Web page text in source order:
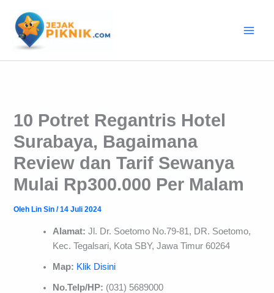
konten
10 Potret Regantris Hotel
Surabaya, Bagaimana
Review dan Tarif Sewanya
Mulai Rp300.000 Per Malam
Oleh Lin Sin/14 Juli 2024
Alamat: Jl. Dr. Soetomo No.79-81, DR. Soetomo,
Kec. Tegalsari, Kota SBY, Jawa Timur 60264
Map: Klik Disini
No.Telp/HP: (031) 5689000